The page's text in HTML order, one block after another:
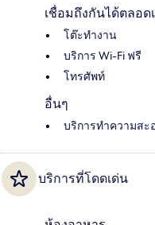
เชื่อมถึงกันได้ตลอด
โต๊ะทำงาน
บริการ Wi-Fi ฟรี
โทรศัพท์
อื่นๆ
บริการทำความสะ
บริการที่โดดเด่น